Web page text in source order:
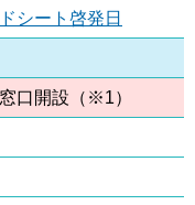
シート啓発日
口開設（※1）